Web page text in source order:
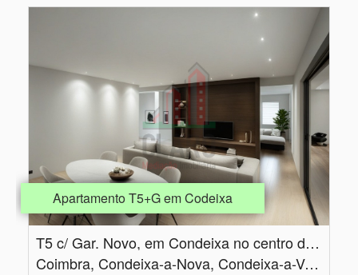
Apartamento T5+G em Codeixa
T5 c/ Gar.​ Novo, em Condeixa no centro da Vila
Coimbra, Condeixa-a-Nova, Condeixa-a-Velha e Condeixa-a-Nova